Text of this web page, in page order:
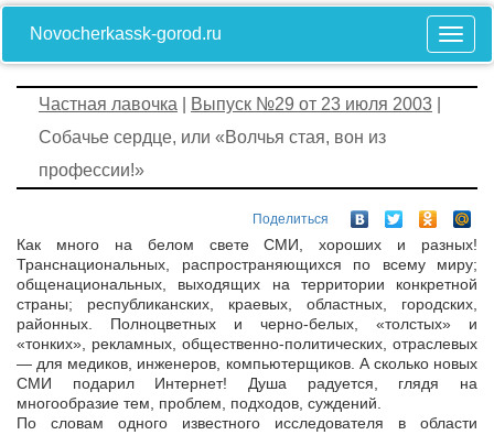
Novocherkassk-gorod.ru
Частная лавочка Выпуск №29 от 23 июля 2003
Собачье сердце, или «Волчья стая, вон из
профессии!»
Поделиться
Как много на белом свете СМИ, хороших и разных!
Транснациональных, распространяющихся по всему миру;
общенациональных, выходящих на территории конкретной
страны; республиканских, краевых, областных, городских,
районных. Полноцветных и черно-белых, «толстых» и
«тонких», рекламных, общественно-политических, отраслевых
— для медиков, инженеров, компьютерщиков. А сколько новых
СМИ подарил Интернет! Душа радуется, глядя на
многообразие тем, проблем, подходов, суждений.
По словам одного известного исследователя в области